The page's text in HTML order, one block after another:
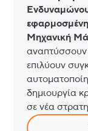
Μηχανική
αναπτύσσουν
επιλύουν
δημιουργία
σε νέα